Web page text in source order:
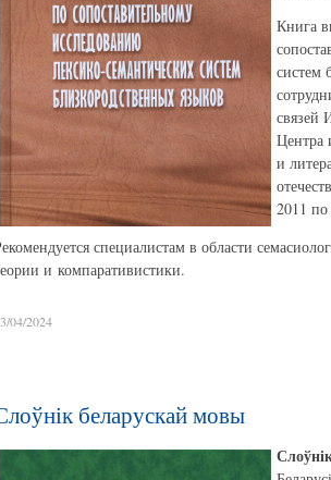
Книга
систем
связей
Центра
и
2011 по
специалистам в области
и компаративистики.
04/2024
беларускай мовы